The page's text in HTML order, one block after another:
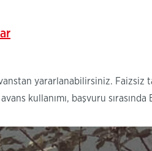
yararlanabilirsiniz.
kullanımı, başvuru